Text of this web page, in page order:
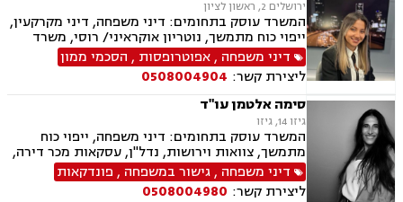
ירושלים 2, ראשון לציון
המשרד עוסק בתחומים: דיני משפחה, דיני מקרקעין,
ייפוי כוח מתמשך, נוטריון אוקראיני/ רוסי, משרד
הפנים, ירושות וצוואות, מומחים לדין הזר
דיני משפחה ,אפוטרופסות , הסכמי ממון
ליצירת קשר: 0508004904
סימה אלטמן עו"ד
גיזו 14, גיזו
המשרד עוסק בתחומים: דיני משפחה, ייפוי כוח
מתמשך, צוואות וירושות, נדל"ן, עסקאות מכר דירה,
משפט אזרחי
דיני משפחה ,גישור במשפחה , פונדקאות
ליצירת קשר: 0508004980